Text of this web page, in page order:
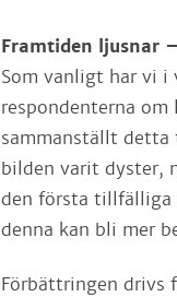
Framtiden ljusnar
Som vanligt har vi
respondenterna
sammanställt detta
bilden varit dyster,
den första tillfälliga
denna kan bli mer
Förbättringen drivs